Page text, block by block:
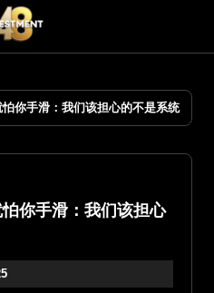
你手滑：我们该担心的不是系统
你手滑：我们该担心